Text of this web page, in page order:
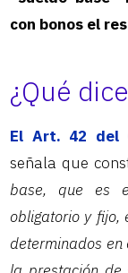
con bonos el
¿Qué
El Art. 42 del
señala que
base, que es
obligatorio y fijo,
determinados